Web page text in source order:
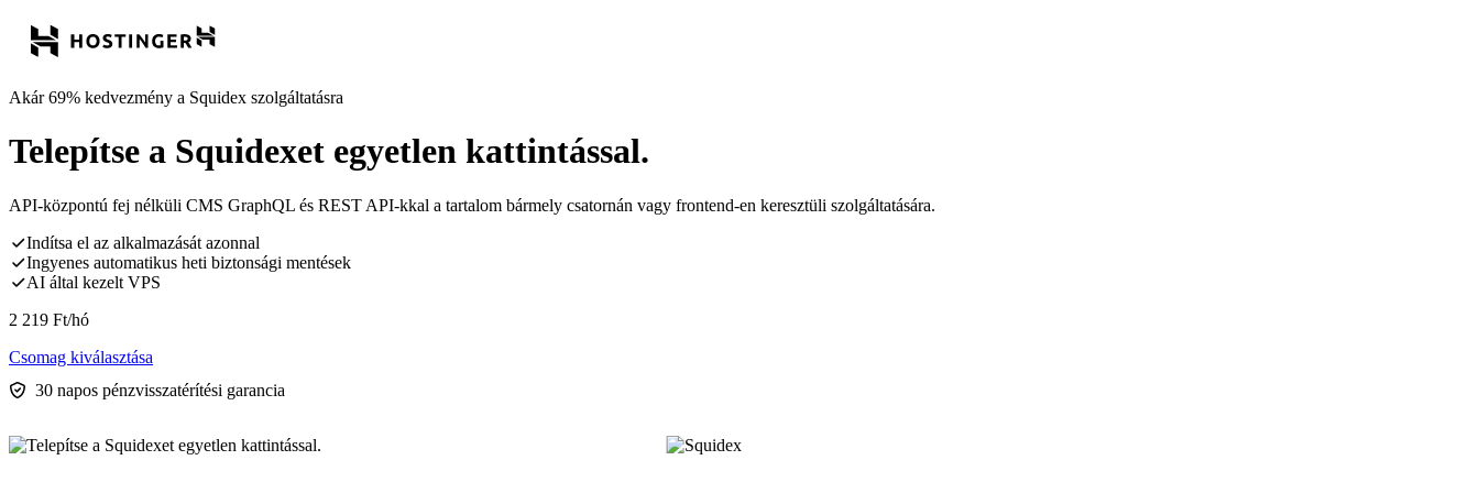
Akár 69% kedvezmény a Squidex szolgáltatásra
Telepítse a Squidexet egyetlen kattintással.
API-központú fej nélküli CMS GraphQL és REST API-kkal a tartalom bármely csatornán vagy frontend-en keresztüli szolgáltatására.
Indítsa el az alkalmazását azonnal
Ingyenes automatikus heti biztonsági mentések
AI által kezelt VPS
2 219 Ft/hó
Csomag kiválasztása
30 napos pénzvisszatérítési garancia